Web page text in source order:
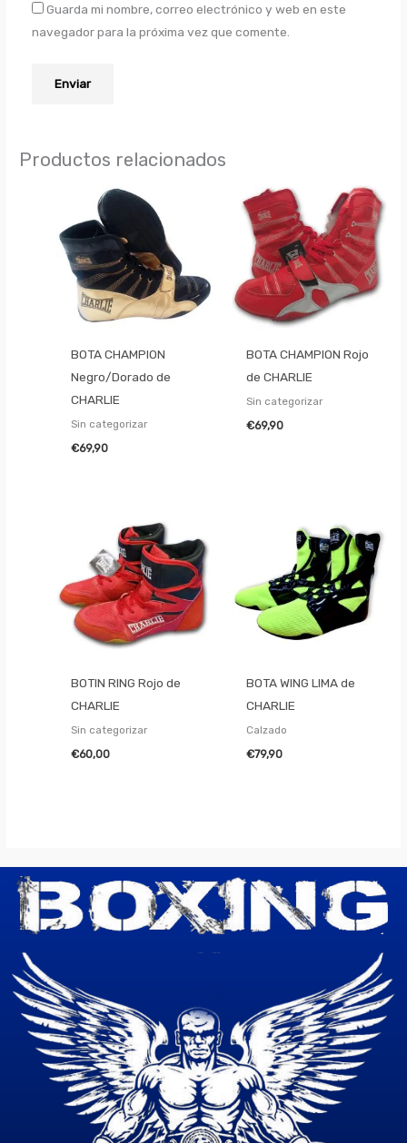
Guarda mi nombre, correo electrónico y web en este
navegador para la próxima vez que comente.
Productos relacionados
BOTA CHAMPION
Negro/Dorado de
CHARLIE
Sin categorizar
€69,90
BOTA CHAMPION Rojo
de CHARLIE
Sin categorizar
€69,90
BOTIN RING Rojo de
CHARLIE
Sin categorizar
€60,00
BOTA WING LIMA de
CHARLIE
Calzado
€79,90